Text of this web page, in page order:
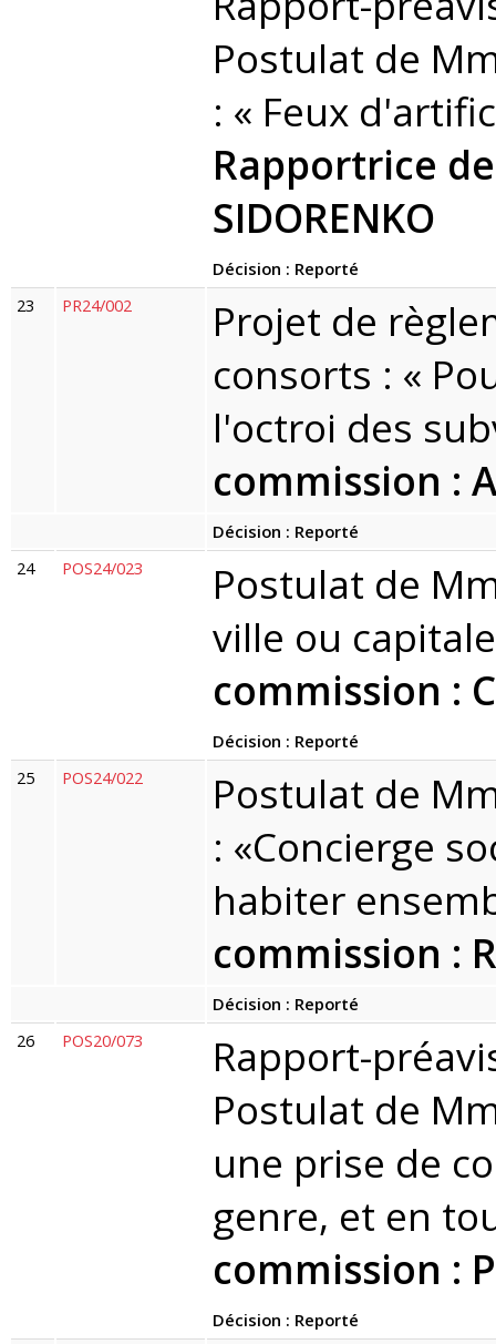
Postulat de
: « Feux
Rapportrice
SIDORENKO
Décision : Reporté
23
PR24/002
Projet de
consorts : «
l'octroi des
commission :
Décision : Reporté
24
POS24/023
Postulat de
ville ou
commission :
Décision : Reporté
25
POS24/022
Postulat de
: «Concierge
habiter
commission :
Décision : Reporté
26
POS20/073
Rapport-
Postulat de
une prise de
genre, et en
commission :
Décision : Reporté